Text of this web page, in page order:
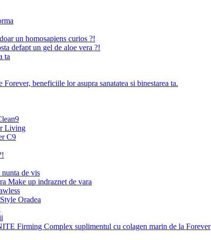
un homosapiens curios ?!
defapt un gel de aloe vera ?!
ta
beneficiile lor asupra sanatatea si binestarea ta.
Living
C9
de vis
Make up indraznet de vara
Oradea
Firming Complex suplimentul cu colagen marin de la Forever